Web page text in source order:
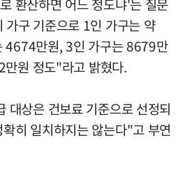
환산하면 어느 정도냐'는 질문
구 기준으로 1인 가구는 약
4674만원, 3인 가구는 8679만
원 정도"라고 밝혔다.
대상은 건보료 기준으로 선정되
히 일치하지는 않는다"고 부연